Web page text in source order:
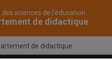
des sciences de l'éducation
de didactique
de didactique